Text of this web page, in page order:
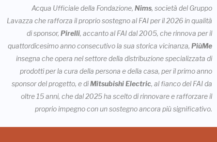
Acqua Ufficiale della Fondazione, Nims, società del Gruppo
Lavazza che rafforza il proprio sostegno al FAI per il 2026 in qualità
di sponsor, Pirelli, accanto al FAI dal 2005, che rinnova per il
quattordicesimo anno consecutivo la sua storica vicinanza, PiùMe
insegna che opera nel settore della distribuzione specializzata di
prodotti per la cura della persona e della casa, per il primo anno
sponsor del progetto, e diMitsubishi Electric, al fianco del FAI da
oltre 15 anni, che dal 2025 ha scelto di rinnovare e rafforzare il
proprio impegno con un sostegno ancora più significativo.